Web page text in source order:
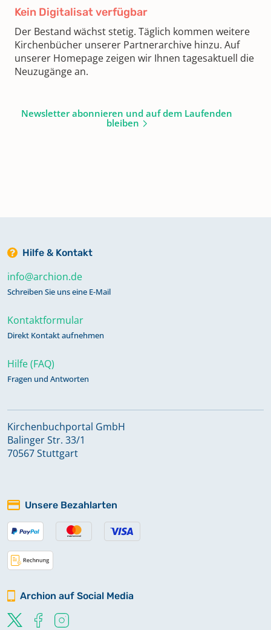
Kein Digitalisat verfügbar
Der Bestand wächst stetig. Täglich kommen weitere
Kirchenbücher unserer Partnerarchive hinzu. Auf
unserer Homepage zeigen wir Ihnen tagesaktuell die
Neuzugänge an.
Newsletter abonnieren und auf dem Laufenden
bleiben
Hilfe & Kontakt
info@archion.de
Schreiben Sie uns eine E-Mail
Kontaktformular
Direkt Kontakt aufnehmen
Hilfe (FAQ)
Fragen und Antworten
Kirchenbuchportal GmbH
Balinger Str. 33/1
70567 Stuttgart
Unsere Bezahlarten
Archion auf Social Media